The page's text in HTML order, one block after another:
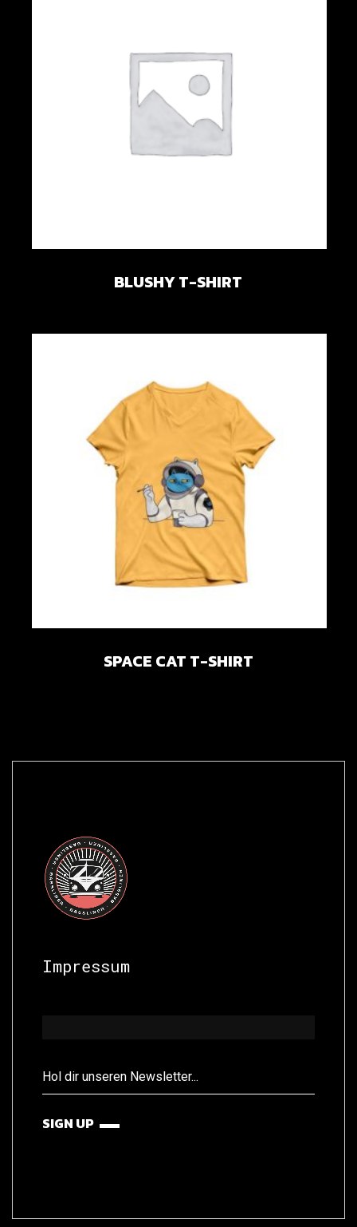
Add to wishlist
BLUSHY T-SHIRT
Add to wishlist
SPACE CAT T-SHIRT
Impressum
SIGN UP